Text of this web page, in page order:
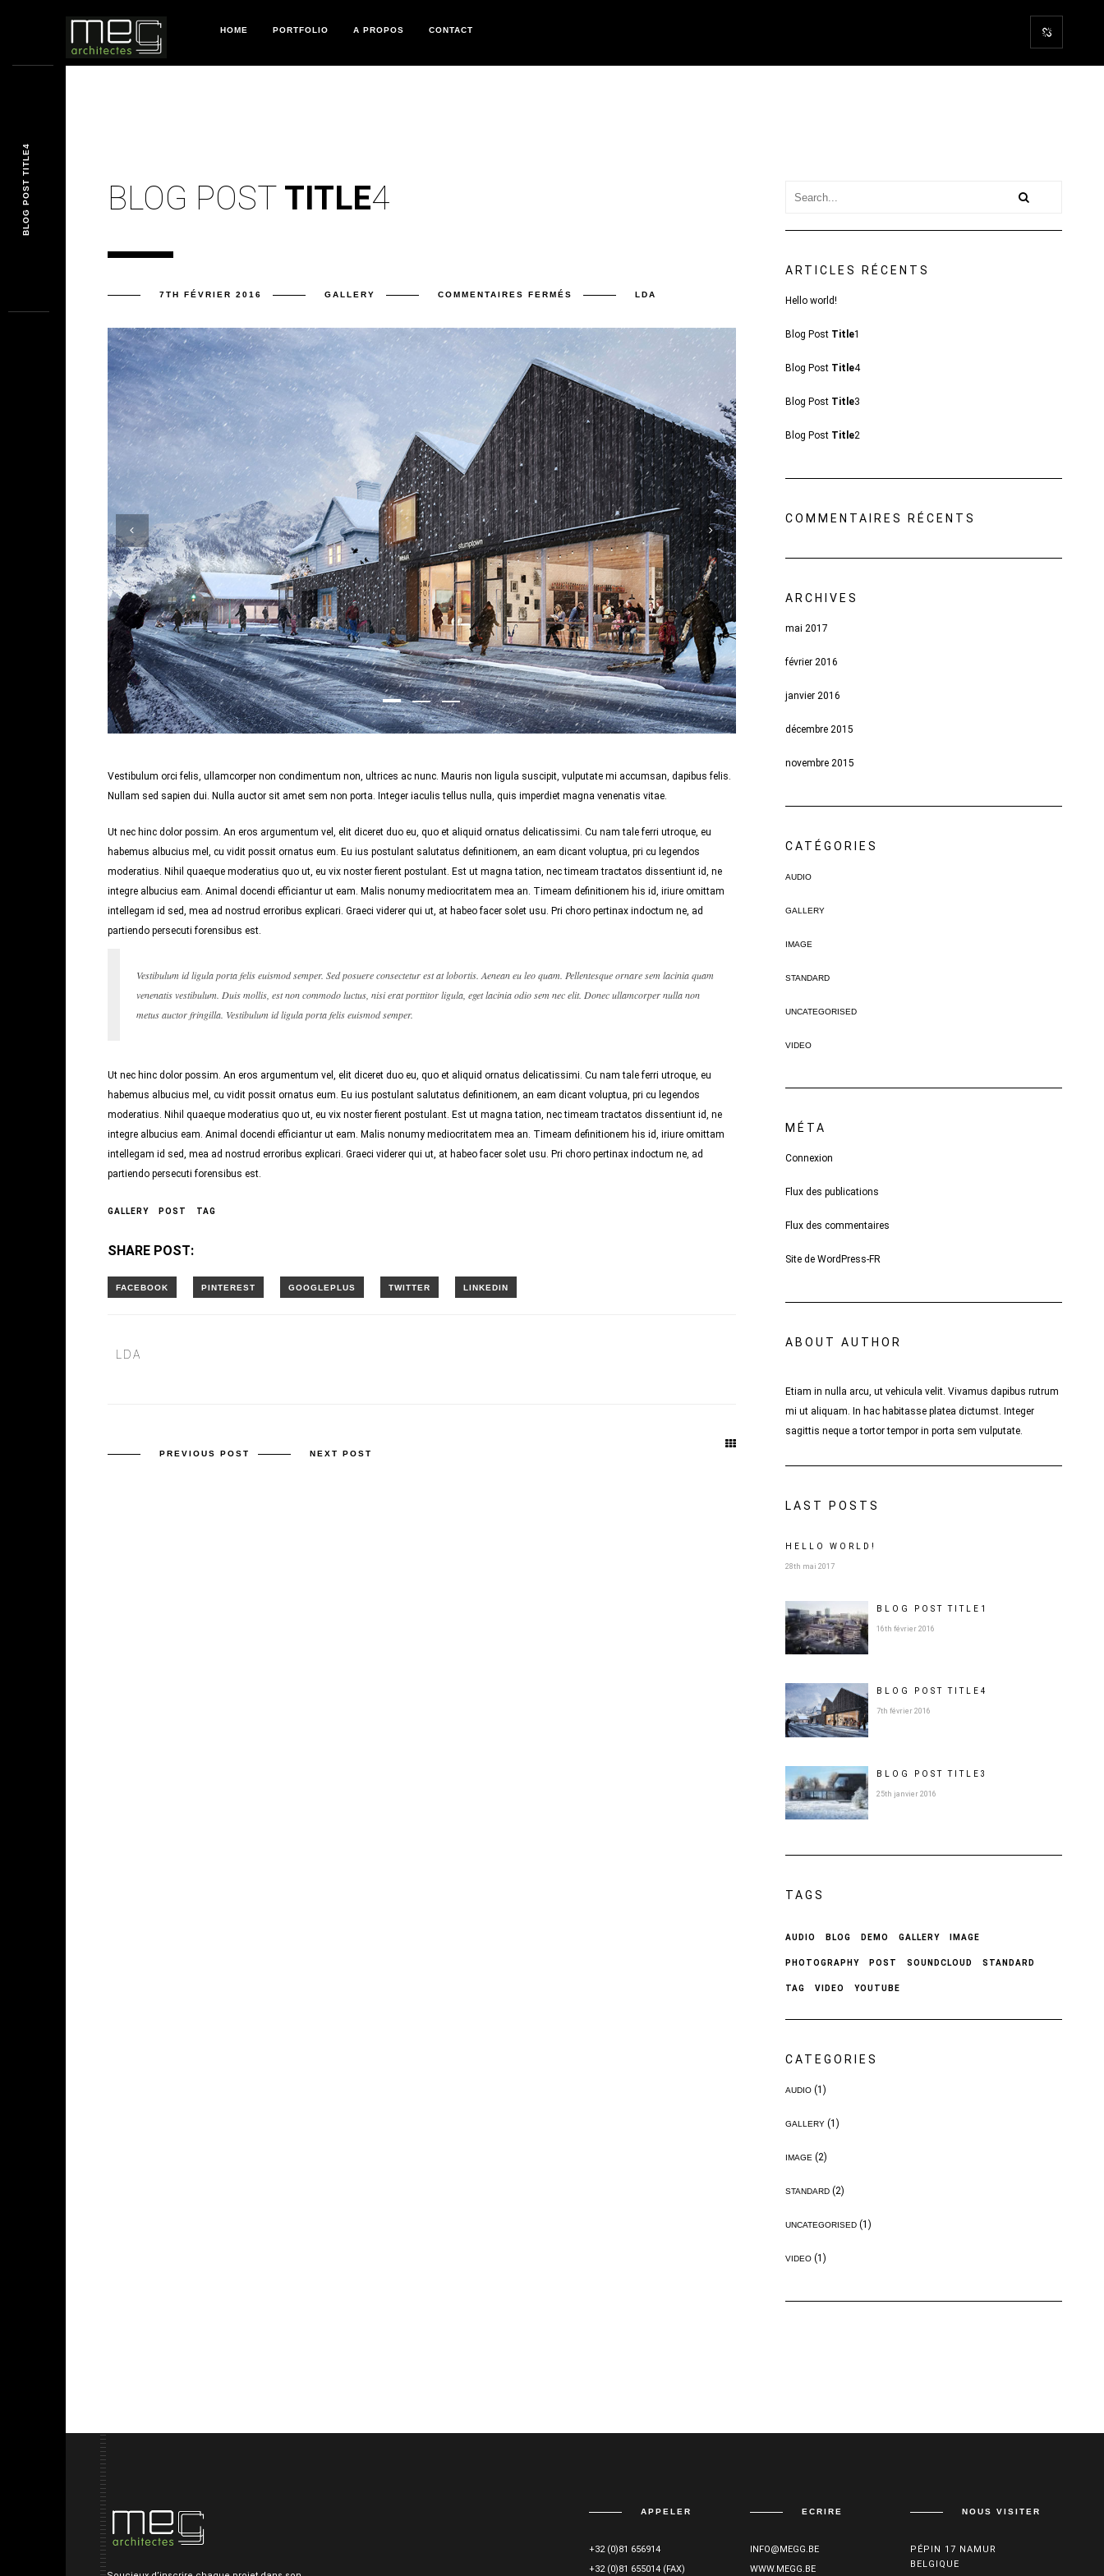
HOME PORTFOLIO A PROPOS CONTACT
BLOG POST TITLE4
7TH FÉVRIER 2016 GALLERY COMMENTAIRES FERMÉS SUR
LDA
Vestibulum orci felis, ullamcorper non condimentum non, ultrices ac nunc. Mauris non ligula suscipit, vulputate mi accumsan, dapibus felis.
Nullam sed sapien dui. Nulla auctor sit amet sem non porta. Integer iaculis tellus nulla, quis imperdiet magna venenatis vitae.
Ut nec hinc dolor possim. An eros argumentum vel, elit diceret duo eu, quo et aliquid ornatus delicatissimi. Cu nam tale ferri utroque, eu
habemus albucius mel, cu vidit possit ornatus eum. Eu ius postulant salutatus definitionem, an eam dicant voluptua, pri cu legendos
moderatius. Nihil quaeque moderatius quo ut, eu vix noster fierent postulant. Est ut magna tation, nec timeam tractatos dissentiunt id, ne
integre albucius eam. Animal docendi efficiantur ut eam. Malis nonumy mediocritatem mea an. Timeam definitionem his id, iriure omittam
intellegam id sed, mea ad nostrud erroribus explicari. Graeci viderer qui ut, at habeo facer solet usu. Pri choro pertinax indoctum ne, ad
partiendo persecuti forensibus est.
Vestibulum id ligula porta felis euismod semper. Sed posuere consectetur est at lobortis. Aenean eu leo quam. Pellentesque ornare sem lacinia quam
venenatis vestibulum. Duis mollis, est non commodo luctus, nisi erat porttitor ligula, eget lacinia odio sem nec elit. Donec ullamcorper nulla non
metus auctor fringilla. Vestibulum id ligula porta felis euismod semper.
Ut nec hinc dolor possim. An eros argumentum vel, elit diceret duo eu, quo et aliquid ornatus delicatissimi. Cu nam tale ferri utroque, eu
habemus albucius mel, cu vidit possit ornatus eum. Eu ius postulant salutatus definitionem, an eam dicant voluptua, pri cu legendos
moderatius. Nihil quaeque moderatius quo ut, eu vix noster fierent postulant. Est ut magna tation, nec timeam tractatos dissentiunt id, ne
integre albucius eam. Animal docendi efficiantur ut eam. Malis nonumy mediocritatem mea an. Timeam definitionem his id, iriure omittam
intellegam id sed, mea ad nostrud erroribus explicari. Graeci viderer qui ut, at habeo facer solet usu. Pri choro pertinax indoctum ne, ad
partiendo persecuti forensibus est.
GALLERY POST TAG
SHARE POST:
LDA
PREVIOUS POST NEXT POST
ARTICLES RÉCENTS
Hello world!
Blog Post Title1
Blog Post Title4
Blog Post Title3
Blog Post Title2
COMMENTAIRES RÉCENTS
ARCHIVES
mai 2017
février 2016
janvier 2016
décembre 2015
novembre 2015
CATÉGORIES
AUDIO
GALLERY
IMAGE
STANDARD
UNCATEGORISED
VIDEO
MÉTA
Connexion
Flux des publications
Flux des commentaires
Site de WordPress-FR
ABOUT AUTHOR
Etiam in nulla arcu, ut vehicula velit. Vivamus dapibus rutrum
mi ut aliquam. In hac habitasse platea dictumst. Integer
sagittis neque a tortor tempor in porta sem vulputate.
LAST POSTS
HELLO WORLD!
28th mai 2017
BLOG POSTTITLE 1
16th février 2016
BLOG POSTTITLE4
7th février 2016
BLOG POSTTITLE3
25th janvier 2016
TAGS
AUDIO BLOG DEMO GALLERY IMAGE
PHOTOGRAPHY POST SOUNDCLOUD STANDARD
TAG VIDEO YOUTUBE
CATEGORIES
AUDIO(1)
GALLERY(1)
IMAGE(2)
STANDARD(2)
UNCATEGORISED(1)
VIDEO(1)
APPELER
+32 (0)81 656914
+32 (0)81 655014 (FAX)
ECRIRE
INFO@MEGG.BE
WWW.MEGG.BE
NOUS VISITER
PÉPIN 17 NAMUR
BELGIQUE
BLOG POST TITLE4